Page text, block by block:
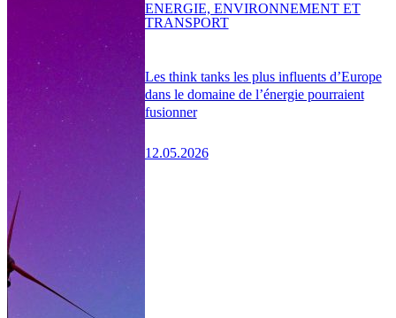
Les think tanks les plus influents d’Europe
dans le domaine de l’énergie pourraient
fusionner
12.05.2026
ENERGIE, ENVIRONNEMENT ET
TRANSPORT